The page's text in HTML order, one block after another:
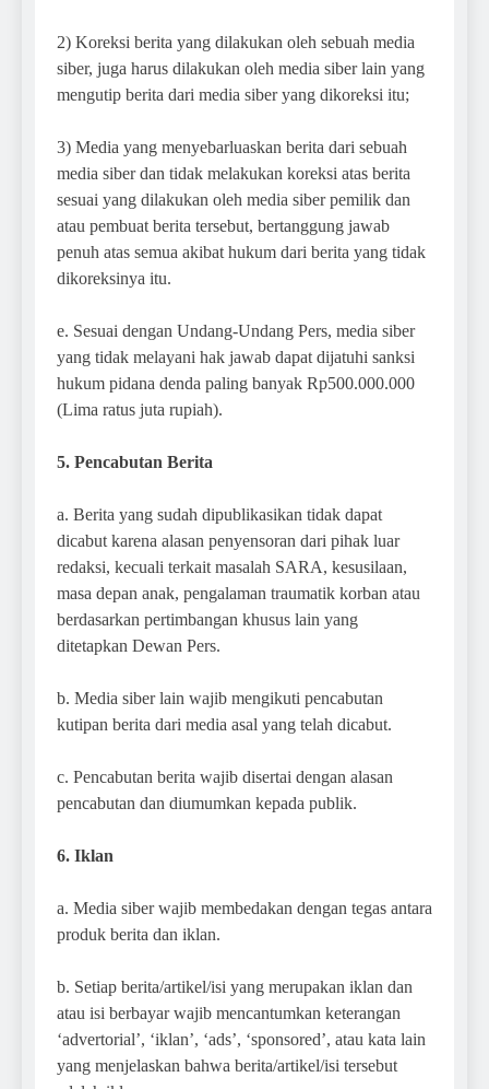
2) Koreksi berita yang dilakukan oleh sebuah media
siber, juga harus dilakukan oleh media siber lain yang
mengutip berita dari media siber yang dikoreksi itu;
3) Media yang menyebarluaskan berita dari sebuah
media siber dan tidak melakukan koreksi atas berita
sesuai yang dilakukan oleh media siber pemilik dan
atau pembuat berita tersebut, bertanggung jawab
penuh atas semua akibat hukum dari berita yang tidak
dikoreksinya itu.
e. Sesuai dengan Undang-Undang Pers, media siber
yang tidak melayani hak jawab dapat dijatuhi sanksi
hukum pidana denda paling banyak Rp500.000.000
(Lima ratus juta rupiah).
5. Pencabutan Berita
a. Berita yang sudah dipublikasikan tidak dapat
dicabut karena alasan penyensoran dari pihak luar
redaksi, kecuali terkait masalah SARA, kesusilaan,
masa depan anak, pengalaman traumatik korban atau
berdasarkan pertimbangan khusus lain yang
ditetapkan Dewan Pers.
b. Media siber lain wajib mengikuti pencabutan
kutipan berita dari media asal yang telah dicabut.
c. Pencabutan berita wajib disertai dengan alasan
pencabutan dan diumumkan kepada publik.
6. Iklan
a. Media siber wajib membedakan dengan tegas antara
produk berita dan iklan.
b. Setiap berita/artikel/isi yang merupakan iklan dan
atau isi berbayar wajib mencantumkan keterangan
‘advertorial’, ‘iklan’, ‘ads’, ‘sponsored’, atau kata lain
yang menjelaskan bahwa berita/artikel/isi tersebut